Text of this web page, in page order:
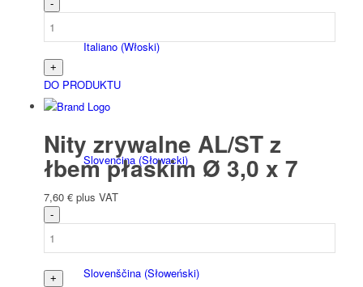
Italiano(Włoski)
Slovenčina(Słowacki)
Slovenščina(Słoweński)
DO PRODUKTU
Nity zrywalne AL/ST z
łbem płaskim Ø 3,0 x 7
7,60 € plus VAT